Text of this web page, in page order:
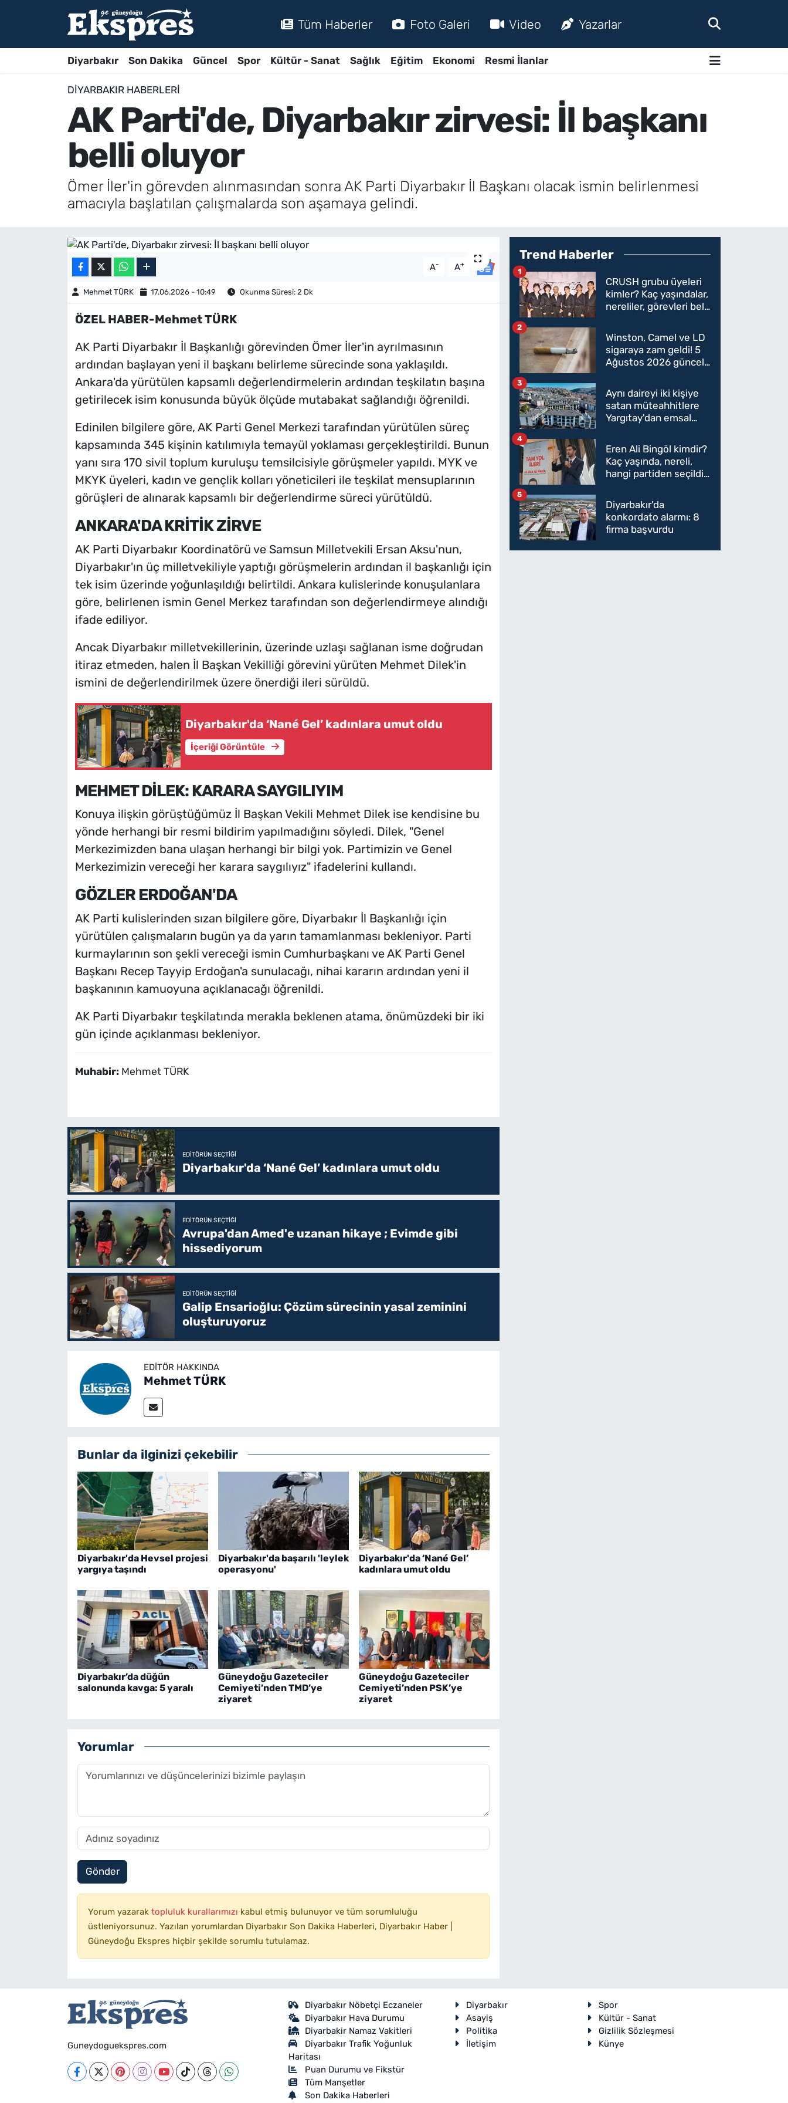
Tüm Haberler Foto Galeri Video Yazarlar
Diyarbakır Son Dakika Güncel Spor Kültür - Sanat Sağlık Eğitim Ekonomi Resmi İlanlar
DIYARBAKIR HABERLERI
AK Parti'de, Diyarbakır zirvesi: İl başkanı
belli oluyor
Ömer İler'in görevden alınmasından sonra AK Parti Diyarbakır İl Başkanı olacak ismin belirlenmesi
amacıyla başlatılan çalışmalarda son aşamaya gelindi.
A- A+
Mehmet TÜRK 17.06.2026 - 10:49 Okunma Süresi: 2 Dk
ÖZEL HABER-Mehmet TÜRK
AK Parti Diyarbakır İl Başkanlığı görevinden Ömer İler'in ayrılmasının
ardından başlayan yeni il başkanı belirleme sürecinde sona yaklaşıldı.
Ankara'da yürütülen kapsamlı değerlendirmelerin ardından teşkilatın başına
getirilecek isim konusunda büyük ölçüde mutabakat sağlandığı öğrenildi.
Edinilen bilgilere göre, AK Parti Genel Merkezi tarafından yürütülen süreç
kapsamında 345 kişinin katılımıyla temayül yoklaması gerçekleştirildi. Bunun
yanı sıra 170 sivil toplum kuruluşu temsilcisiyle görüşmeler yapıldı. MYK ve
MKYK üyeleri, kadın ve gençlik kolları yöneticileri ile teşkilat mensuplarının
görüşleri de alınarak kapsamlı bir değerlendirme süreci yürütüldü.
ANKARA'DA KRİTİK ZİRVE
AK Parti Diyarbakır Koordinatörü ve Samsun Milletvekili Ersan Aksu'nun,
Diyarbakır'ın üç milletvekiliyle yaptığı görüşmelerin ardından il başkanlığı için
tek isim üzerinde yoğunlaşıldığı belirtildi. Ankara kulislerinde konuşulanlara
göre, belirlenen ismin Genel Merkez tarafından son değerlendirmeye alındığı
ifade ediliyor.
Ancak Diyarbakır milletvekillerinin, üzerinde uzlaşı sağlanan isme doğrudan
itiraz etmeden, halen İl Başkan Vekilliği görevini yürüten Mehmet Dilek'in
ismini de değerlendirilmek üzere önerdiği ileri sürüldü.
Diyarbakır'da ‘Nané Gel’ kadınlara umut oldu
İçeriği Görüntüle
MEHMET DİLEK: KARARA SAYGILIYIM
Konuya ilişkin görüştüğümüz İl Başkan Vekili Mehmet Dilek ise kendisine bu
yönde herhangi bir resmi bildirim yapılmadığını söyledi. Dilek, "Genel
Merkezimizden bana ulaşan herhangi bir bilgi yok. Partimizin ve Genel
Merkezimizin vereceği her karara saygılıyız" ifadelerini kullandı.
GÖZLER ERDOĞAN'DA
AK Parti kulislerinden sızan bilgilere göre, Diyarbakır İl Başkanlığı için
yürütülen çalışmaların bugün ya da yarın tamamlanması bekleniyor. Parti
kurmaylarının son şekli vereceği ismin Cumhurbaşkanı ve AK Parti Genel
Başkanı Recep Tayyip Erdoğan'a sunulacağı, nihai kararın ardından yeni il
başkanının kamuoyuna açıklanacağı öğrenildi.
AK Parti Diyarbakır teşkilatında merakla beklenen atama, önümüzdeki bir iki
gün içinde açıklanması bekleniyor.
Muhabir: Mehmet TÜRK
EDITÖRÜN SEÇTIĞI
Diyarbakır'da ‘Nané Gel’ kadınlara umut oldu
EDITÖRÜN SEÇTIĞI
Avrupa'dan Amed'e uzanan hikaye ; Evimde gibi
hissediyorum
EDITÖRÜN SEÇTIĞI
Galip Ensarioğlu: Çözüm sürecinin yasal zeminini
oluşturuyoruz
EDITÖR HAKKINDA
Mehmet TÜRK
Bunlar da ilginizi çekebilir
Diyarbakır'da Hevsel projesi
yargıya taşındı
Diyarbakır'da başarılı 'leylek
operasyonu'
Diyarbakır'da ‘Nané Gel’
kadınlara umut oldu
Diyarbakır’da düğün
salonunda kavga: 5 yaralı
Güneydoğu Gazeteciler
Cemiyeti’nden TMD’ye
ziyaret
Güneydoğu Gazeteciler
Cemiyeti’nden PSK’ye
ziyaret
Yorumlar
Gönder
Yorum yazarak topluluk kurallarımızı kabul etmiş bulunuyor ve tüm sorumluluğu
üstleniyorsunuz. Yazılan yorumlardan Diyarbakır Son Dakika Haberleri, Diyarbakır Haber |
Güneydoğu Ekspres hiçbir şekilde sorumlu tutulamaz.
Trend Haberler
CRUSH grubu üyeleri
kimler? Kaç yaşındalar,
nereliler, görevleri belli
1
Winston, Camel ve LD
sigaraya zam geldi! 5
Ağustos 2026 güncel
oldu
2
Aynı daireyi iki kişiye
satan müteahhitlere
Yargıtay'dan emsal
3
Eren Ali Bingöl kimdir?
Kaç yaşında, nereli,
hangi partiden seçildi?
Parti'ye mi geçecek?
4
Diyarbakır'da
konkordato alarmı: 8
firma başvurdu
5
Guneydoguekspres.com
Diyarbakır Nöbetçi Eczaneler
Diyarbakır Hava Durumu
Diyarbakir Namaz Vakitleri
Diyarbakır Trafik Yoğunluk
Haritası
Puan Durumu ve Fikstür
Tüm Manşetler
Son Dakika Haberleri
Diyarbakır
Spor
Asayiş
Kültür - Sanat
Politika
Gizlilik Sözleşmesi
İletişim
Künye